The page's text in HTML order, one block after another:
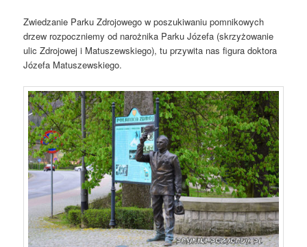
Zwiedzanie Parku Zdrojowego w poszukiwaniu pomnikowych
drzew rozpoczniemy od narożnika Parku Józefa (skrzyżowanie
ulic Zdrojowej i Matuszewskiego), tu przywita nas figura doktora
Józefa Matuszewskiego.